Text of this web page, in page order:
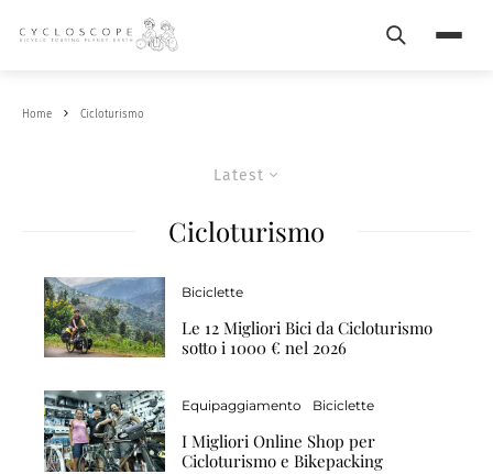
Search
Home Cicloturismo
Latest
Cicloturismo
Biciclette
Le 12 Migliori Bici da Cicloturismo
sotto i 1000 € nel 2026
Equipaggiamento Biciclette
I Migliori Online Shop per
Cicloturismo e Bikepacking